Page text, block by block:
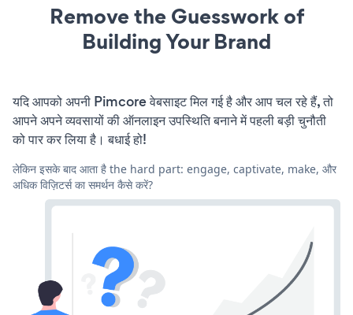
Remove the Guesswork of
Building Your Brand
यदि आपको अपनी Pimcore वेबसाइट मिल गई है और आप चल रहे हैं, तो
आपने अपने व्यवसायों की ऑनलाइन उपस्थिति बनाने में पहली बड़ी चुनौती
को पार कर लिया है। बधाई हो!
लेकिन इसके बाद आता है the hard part: engage, captivate, make, और
अधिक विज़िटर्स का समर्थन कैसे करें?